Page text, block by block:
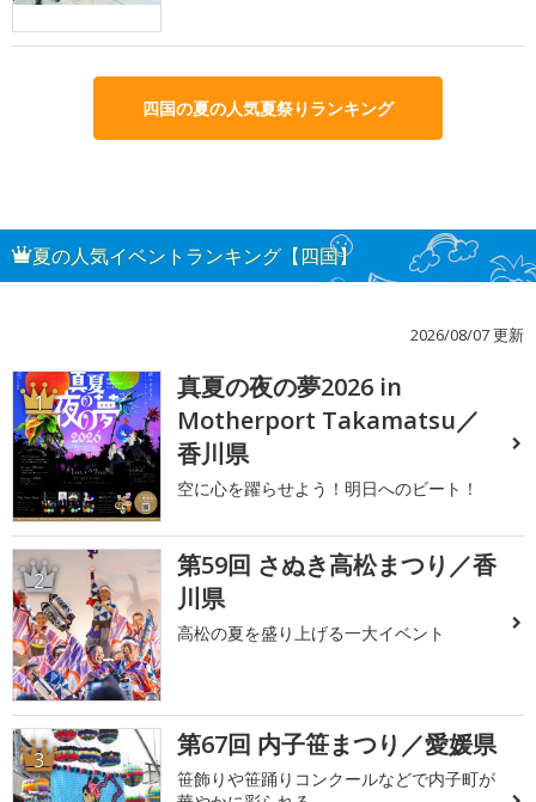
四国の夏の人気夏祭りランキング
夏の人気イベントランキング【四国】
2026/08/07 更新
1
真夏の夜の夢2026 in
Motherport Takamatsu／
香川県
空に心を躍らせよう！明日へのビート！
2
第59回 さぬき高松まつり／香
川県
高松の夏を盛り上げる一大イベント
3 第67回 内子笹まつり／愛媛県
笹飾りや笹踊りコンクールなどで内子町が